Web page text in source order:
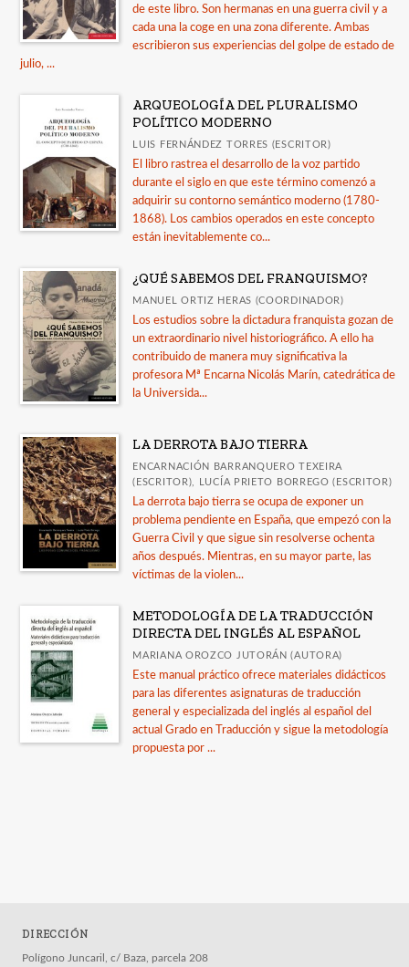
de este libro. Son hermanas en una guerra civil y a
cada una la coge en una zona diferente. Ambas
escribieron sus experiencias del golpe de estado de
julio, ...
ARQUEOLOGÍA DEL PLURALISMO
POLÍTICO MODERNO
LUIS FERNÁNDEZ TORRES (ESCRITOR)
El libro rastrea el desarrollo de la voz partido
durante el siglo en que este término comenzó a
adquirir su contorno semántico moderno (1780-
1868). Los cambios operados en este concepto
están inevitablemente co...
¿QUÉ SABEMOS DEL FRANQUISMO?
MANUEL ORTIZ HERAS (COORDINADOR)
Los estudios sobre la dictadura franquista gozan de
un extraordinario nivel historiográfico. A ello ha
contribuido de manera muy significativa la
profesora Mª Encarna Nicolás Marín, catedrática de
la Universida...
LA DERROTA BAJO TIERRA
ENCARNACIÓN BARRANQUERO TEXEIRA
(ESCRITOR), LUCÍA PRIETO BORREGO (ESCRITOR)
La derrota bajo tierra se ocupa de exponer un
problema pendiente en España, que empezó con la
Guerra Civil y que sigue sin resolverse ochenta
años después. Mientras, en su mayor parte, las
víctimas de la violen...
METODOLOGÍA DE LA TRADUCCIÓN
DIRECTA DEL INGLÉS AL ESPAÑOL
MARIANA OROZCO JUTORÁN (AUTORA)
Este manual práctico ofrece materiales didácticos
para las diferentes asignaturas de traducción
general y especializada del inglés al español del
actual Grado en Traducción y sigue la metodología
propuesta por ...
DIRECCIÓN
Polígono Juncaril, c/ Baza, parcela 208